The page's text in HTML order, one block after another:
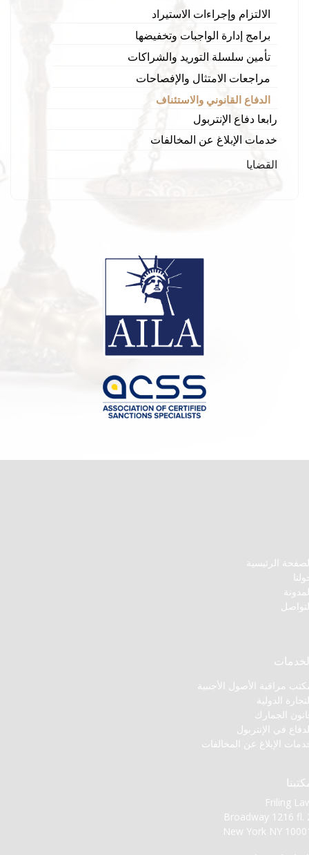
الالتزام وإجراءات الاستيراد
برامج إدارة الواجبات وتخفيضها
تأمين سلسلة التوريد والشراكات
مراجعات الامتثال والإفصاحات
الدفاع القانوني والاستئناف
رابعا دفاع الإنتربول
خدمات الإبلاغ عن المخالفات
القضايا
الرئيسية
مراقبة الأصول الأجنبية
الدولية
الجمارك
في الإنتربول
الإبلاغ عن المخالفات
Friling
Broadway 1216 fl.
New York NY